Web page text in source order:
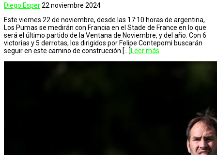
Diego Esper22 noviembre 2024
Este viernes 22 de noviembre, desde las 17:10 horas de argentina,
Los Pumas se medirán con Francia en el Stade de France en lo que
será el último partido de la Ventana de Noviembre, y del año. Con 6
victorias y 5 derrotas, los dirigidos por Felipe Contepomi buscarán
seguir en este camino de construcción […] Leer más